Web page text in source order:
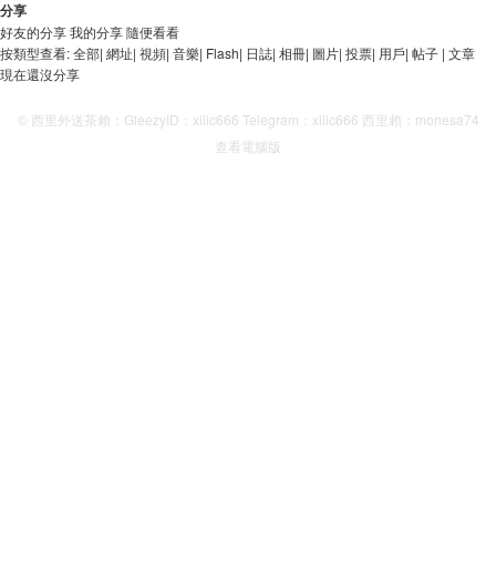
分享
好友的分享我的分享隨便看看
按類型查看:全部| 網址| 視頻| 音樂| Flash| 日誌| 相冊| 圖片| 投票| 用戶| 帖子 | 文章
現在還沒分享
© 西里外送茶賴：GleezyID：xilic666 Telegram：xilic666 西里賴：monesa74
查看電腦版